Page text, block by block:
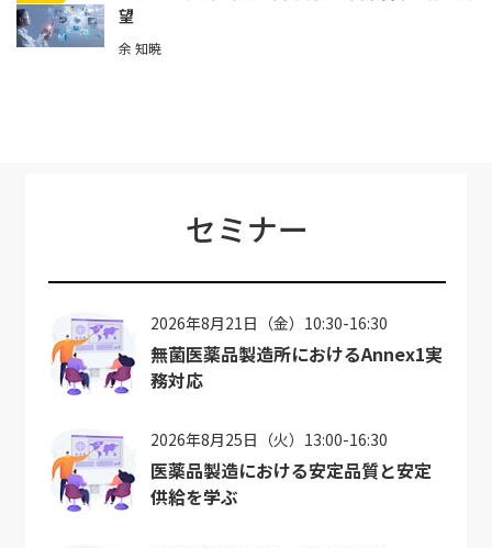
望
余 知暁
セミナー
2026年8月21日（金）10:30-16:30
無菌医薬品製造所におけるAnnex1実
務対応
2026年8月25日（火）13:00-16:30
医薬品製造における安定品質と安定
供給を学ぶ